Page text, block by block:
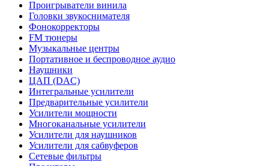
Проигрыватели винила
Головки звукоснимателя
Фонокорректоры
FM тюнеры
Музыкальные центры
Портативное и беспроводное аудио
Наушники
ЦАП (DAC)
Интегральные усилители
Предварительные усилители
Усилители мощности
Многоканальные усилители
Усилители для наушников
Усилители для сабвуферов
Сетевые фильтры